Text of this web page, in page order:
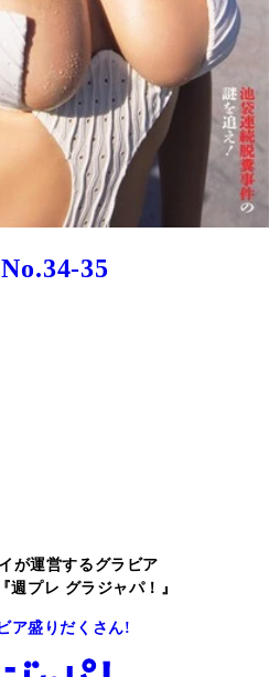
35
が運営するグラビア
週プレ グラジャパ！』
ア盛りだくさん!